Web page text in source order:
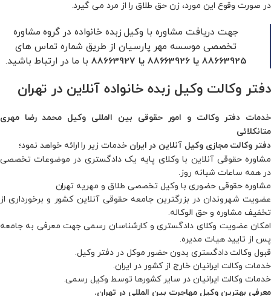
در صورت وقوع این مورد، زن حق طلاق را از مرد می‌ گیرد.
جهت دریافت مشاوره با وکیل زبده خانواده در گروه مشاوره
تخصصی موسسه مهر پارسیان از طریق شماره تماس های
88663925یا 88663926 یا 88663927با ما در ارتباط باشید.
دفتر وکالت وکیل زبده خانواده آنلاین در تهران
خدمات دفتر وکالت و امور حقوقی بین المللی وکیل محمد رضا مهری
متانکلائی
دفتر وکالت مجازی وکیل آنلاین در ایران خدمات زیر را ارائه خواهد نمود؛
مشاوره حقوقی آنلاین با وکلای پایه یک دادگستری در موضوعات تخصصی
در همه ساعات شبانه روز.
مشاوره حقوقی حضوری با وکیل تخصصی طلاق و مهریه تهران
عضویت شهروندان در بزرگترین جامعه حقوقی آنلاین کشور و برخورداری از
تخفیف مشاوره و حق الوکاله.
امکان عضویت وکلای دادگستری و کارشناسان رسمی جهت معرفی به جامعه
پس از تایید هیات مدیره.
قبول وکالت دادگستری بدون حضور موکل در دفتر وکیل.
خدمات وکالت ایرانیان خارج از کشور در ایران.
خدمات وکالت ایرانیان در سایر کشورها توسط وکیل رسمی.
معرفی بهترین وکیل مهاجرت بین المللی در تهران.